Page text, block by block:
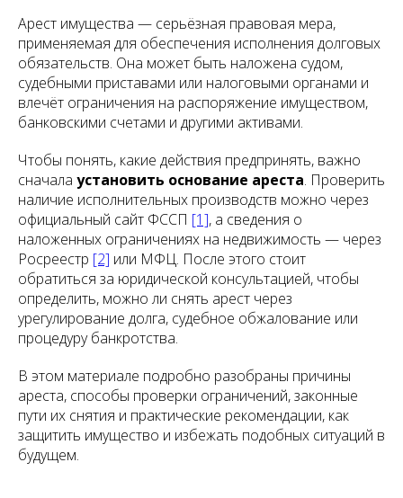
Арест имущества — серьёзная правовая мера,
применяемая для обеспечения исполнения долговых
обязательств. Она может быть наложена судом,
судебными приставами или налоговыми органами и
влечёт ограничения на распоряжение имуществом,
банковскими счетами и другими активами.
Чтобы понять, какие действия предпринять, важно
сначала установить основание ареста. Проверить
наличие исполнительных производств можно через
официальный сайт ФССП [1], а сведения о
наложенных ограничениях на недвижимость — через
Росреестр [2] или МФЦ. После этого стоит
обратиться за юридической консультацией, чтобы
определить, можно ли снять арест через
урегулирование долга, судебное обжалование или
процедуру банкротства.
В этом материале подробно разобраны причины
ареста, способы проверки ограничений, законные
пути их снятия и практические рекомендации, как
защитить имущество и избежать подобных ситуаций в
будущем.